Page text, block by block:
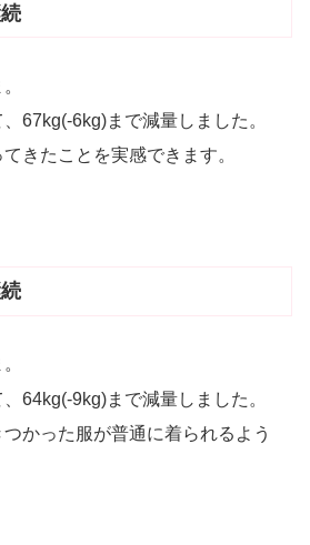
67kg(-6kg)まで減量しました。
きたことを実感できます。
64kg(-9kg)まで減量しました。
かった服が普通に着られるよう